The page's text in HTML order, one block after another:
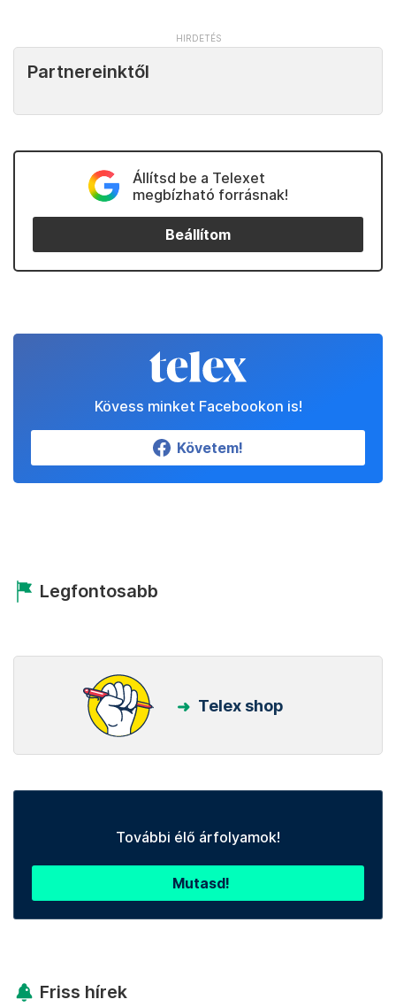
Partnereinktől
Állítsd be a Telexet
megbízható forrásnak!
Beállítom
Kövess minket Facebookon is!
Követem!
Legfontosabb
Telex shop
További élő árfolyamok!
Mutasd!
Friss hírek